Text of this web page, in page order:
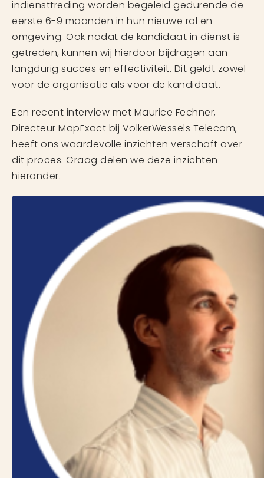
indiensttreding worden begeleid gedurende de
eerste 6-9 maanden in hun nieuwe rol en
omgeving. Ook nadat de kandidaat in dienst is
getreden, kunnen wij hierdoor bijdragen aan
langdurig succes en effectiviteit. Dit geldt zowel
voor de organisatie als voor de kandidaat.
Een recent interview met Maurice Fechner,
Directeur MapExact bij VolkerWessels Telecom,
heeft ons waardevolle inzichten verschaft over
dit proces. Graag delen we deze inzichten
hieronder.